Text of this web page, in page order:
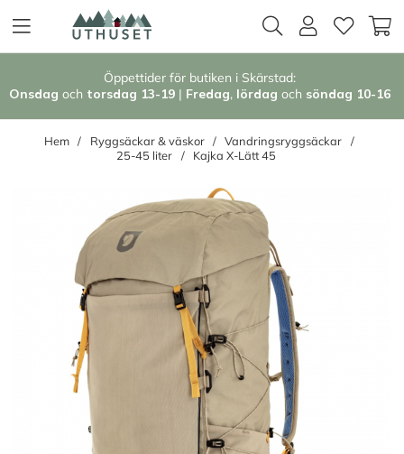
Öppettider för butiken i Skärstad:
Onsdag och torsdag 13-19 | Fredag, lördag och söndag 10-16
Hem Ryggsäckar & väskor
Vandringsryggsäckar
25-45 liter
Kajka X-Lätt 45